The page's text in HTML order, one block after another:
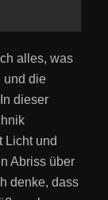
alles, was
und die
dieser
Licht und
Abriss über
denke, dass